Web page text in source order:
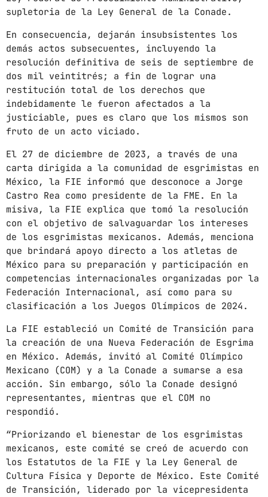
supletoria de la Ley General de la Conade.
En consecuencia, dejarán insubsistentes los
demás actos subsecuentes, incluyendo la
resolución definitiva de seis de septiembre de
dos mil veintitrés; a fin de lograr una
restitución total de los derechos que
indebidamente le fueron afectados a la
justiciable, pues es claro que los mismos son
fruto de un acto viciado.
El 27 de diciembre de 2023, a través de una
carta dirigida a la comunidad de esgrimistas en
México, la FIE informó que desconoce a Jorge
Castro Rea como presidente de la FME. En la
misiva, la FIE explica que tomó la resolución
con el objetivo de salvaguardar los intereses
de los esgrimistas mexicanos. Además, menciona
que brindará apoyo directo a los atletas de
México para su preparación y participación en
competencias internacionales organizadas por la
Federación Internacional, así como para su
clasificación a los Juegos Olímpicos de 2024.
La FIE estableció un Comité de Transición para
la creación de una Nueva Federación de Esgrima
en México. Además, invitó al Comité Olímpico
Mexicano (COM) y a la Conade a sumarse a esa
acción. Sin embargo, sólo la Conade designó
representantes, mientras que el COM no
respondió.
“Priorizando el bienestar de los esgrimistas
mexicanos, este comité se creó de acuerdo con
los Estatutos de la FIE y la Ley General de
Cultura Física y Deporte de México. Este Comité
de Transición, liderado por la vicepresidenta